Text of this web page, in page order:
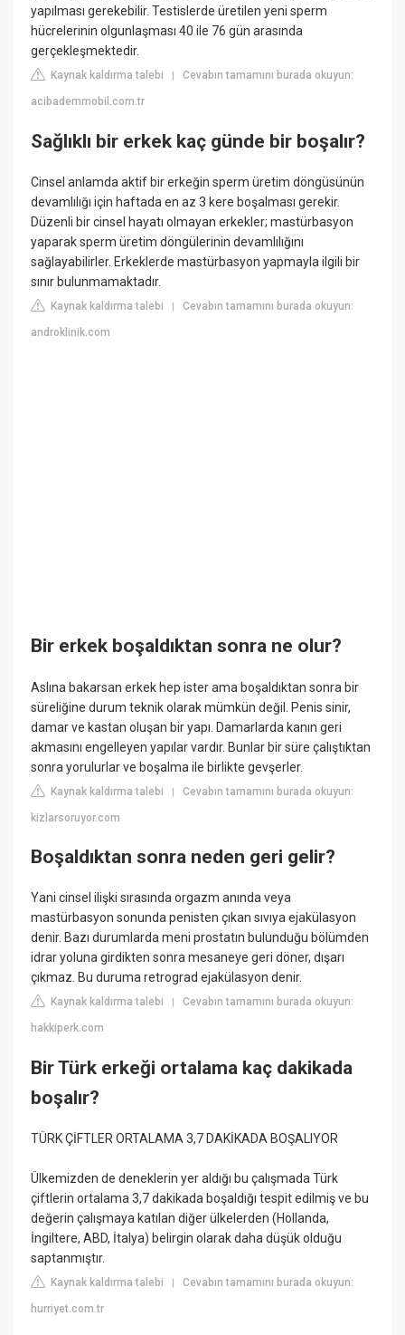
yapılması gerekebilir. Testislerde üretilen yeni sperm
hücrelerinin olgunlaşması 40 ile 76 gün arasında
gerçekleşmektedir.
Kaynak kaldırma talebi |Cevabın tamamını burada okuyun:
acibademmobil.com.tr
Sağlıklı bir erkek kaç günde bir boşalır?
Cinsel anlamda aktif bir erkeğin sperm üretim döngüsünün
devamlılığı için haftada en az 3 kere boşalması gerekir.
Düzenli bir cinsel hayatı olmayan erkekler; mastürbasyon
yaparak sperm üretim döngülerinin devamlılığını
sağlayabilirler. Erkeklerde mastürbasyon yapmayla ilgili bir
sınır bulunmamaktadır.
Kaynak kaldırma talebi |Cevabın tamamını burada okuyun:
androklinik.com
Bir erkek boşaldıktan sonra ne olur?
Aslına bakarsan erkek hep ister ama boşaldıktan sonra bir
süreliğine durum teknik olarak mümkün değil. Penis sinir,
damar ve kastan oluşan bir yapı. Damarlarda kanın geri
akmasını engelleyen yapılar vardır. Bunlar bir süre çalıştıktan
sonra yorulurlar ve boşalma ile birlikte gevşerler.
Kaynak kaldırma talebi |Cevabın tamamını burada okuyun:
kizlarsoruyor.com
Boşaldıktan sonra neden geri gelir?
Yani cinsel ilişki sırasında orgazm anında veya
mastürbasyon sonunda penisten çıkan sıvıya ejakülasyon
denir. Bazı durumlarda meni prostatın bulunduğu bölümden
idrar yoluna girdikten sonra mesaneye geri döner, dışarı
çıkmaz. Bu duruma retrograd ejakülasyon denir.
Kaynak kaldırma talebi |Cevabın tamamını burada okuyun:
hakkiperk.com
Bir Türk erkeği ortalama kaç dakikada
boşalır?
TÜRK ÇİFTLER ORTALAMA 3,7 DAKİKADA BOŞALIYOR
Ülkemizden de deneklerin yer aldığı bu çalışmada Türk
çiftlerin ortalama 3,7 dakikada boşaldığı tespit edilmiş ve bu
değerin çalışmaya katılan diğer ülkelerden (Hollanda,
İngiltere, ABD, İtalya) belirgin olarak daha düşük olduğu
saptanmıştır.
Kaynak kaldırma talebi |Cevabın tamamını burada okuyun:
hurriyet.com.tr